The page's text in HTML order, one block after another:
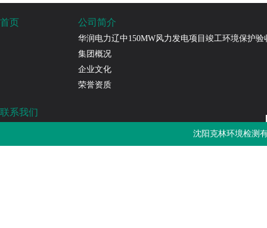
首页 公司简介
华润电力辽中150MW风力发电项目竣工环境保护验
集团概况
企业文化
荣誉资质
联系我们
免费热线：4000-787-252
沈阳克林环境检测